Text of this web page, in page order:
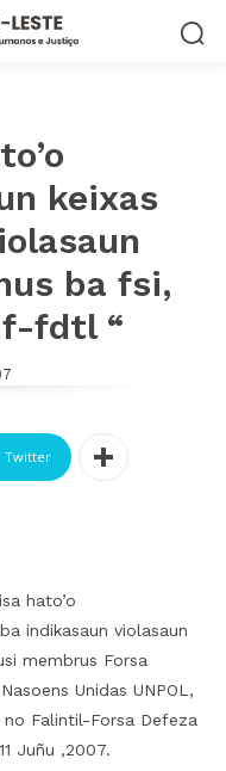
keixas
ba fsi,
fdtl “
Twitter
hato’o
indikasaun violasaun
membrus Forsa
Unidas UNPOL,
Falintil-Forsa Defeza
Juñu ,2007.